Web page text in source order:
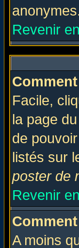
Revenir
Facile,
la page
de
listés sur
poster de
Revenir
A moins